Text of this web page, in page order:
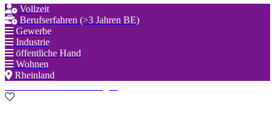
Vollzeit
Berufserfahren (>3 Jahren BE)
Gewerbe
Industrie
öffentliche Hand
Wohnen
Rheinland